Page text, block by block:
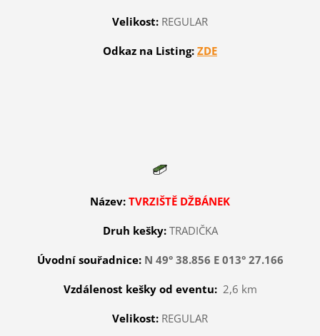
Velikost: REGULAR
Odkaz na Listing: ZDE
Název: TVRZIŠTĚ DŽBÁNEK
Druh kešky: TRADIČKA
Úvodní souřadnice: N 49° 38.856 E 013° 27.166
Vzdálenost kešky od eventu:2,6 km
Velikost: REGULAR